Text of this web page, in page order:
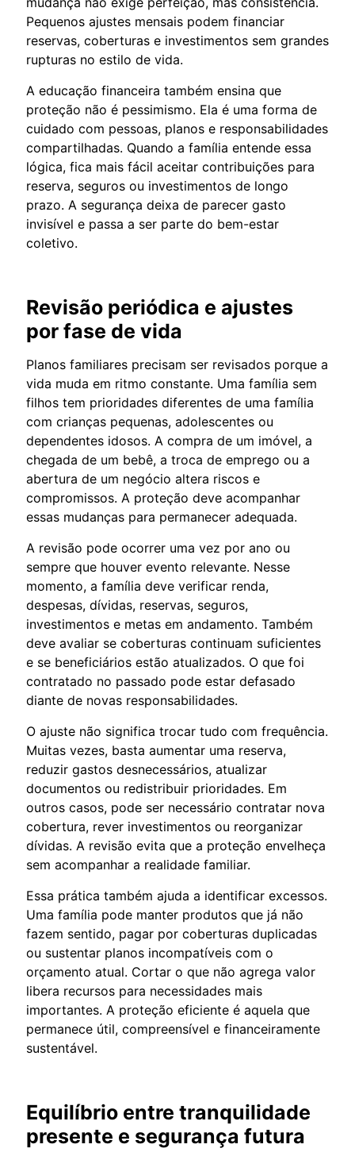
Pequenos ajustes mensais podem financiar
reservas, coberturas e investimentos sem grandes
rupturas no estilo de vida.
A educação financeira também ensina que
proteção não é pessimismo. Ela é uma forma de
cuidado com pessoas, planos e responsabilidades
compartilhadas. Quando a família entende essa
lógica, fica mais fácil aceitar contribuições para
reserva, seguros ou investimentos de longo
prazo. A segurança deixa de parecer gasto
invisível e passa a ser parte do bem-estar
coletivo.
Revisão periódica e ajustes
por fase de vida
Planos familiares precisam ser revisados porque a
vida muda em ritmo constante. Uma família sem
filhos tem prioridades diferentes de uma família
com crianças pequenas, adolescentes ou
dependentes idosos. A compra de um imóvel, a
chegada de um bebê, a troca de emprego ou a
abertura de um negócio altera riscos e
compromissos. A proteção deve acompanhar
essas mudanças para permanecer adequada.
A revisão pode ocorrer uma vez por ano ou
sempre que houver evento relevante. Nesse
momento, a família deve verificar renda,
despesas, dívidas, reservas, seguros,
investimentos e metas em andamento. Também
deve avaliar se coberturas continuam suficientes
e se beneficiários estão atualizados. O que foi
contratado no passado pode estar defasado
diante de novas responsabilidades.
O ajuste não significa trocar tudo com frequência.
Muitas vezes, basta aumentar uma reserva,
reduzir gastos desnecessários, atualizar
documentos ou redistribuir prioridades. Em
outros casos, pode ser necessário contratar nova
cobertura, rever investimentos ou reorganizar
dívidas. A revisão evita que a proteção envelheça
sem acompanhar a realidade familiar.
Essa prática também ajuda a identificar excessos.
Uma família pode manter produtos que já não
fazem sentido, pagar por coberturas duplicadas
ou sustentar planos incompatíveis com o
orçamento atual. Cortar o que não agrega valor
libera recursos para necessidades mais
importantes. A proteção eficiente é aquela que
permanece útil, compreensível e financeiramente
sustentável.
Equilíbrio entre tranquilidade
presente e segurança futura